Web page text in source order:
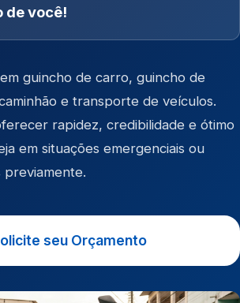
de você!
guincho de carro, guincho de
e transporte de veículos.
rapidez, credibilidade e ótimo
em situações emergenciais ou
previamente.
seu Orçamento